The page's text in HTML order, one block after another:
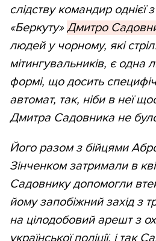
слідству командир однієї
«Беркуту» Дмитро
людей у чорному, які
мітингувальників, є одна
формі, що досить
автомат, так, ніби в неї
Дмитра Садовника не
Його разом з бійцями
Зінченком затримали в
Садовнику допомогли
йому запобіжний захід з
на цілодобовий арешт з
української поліції, і так